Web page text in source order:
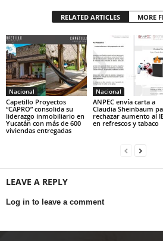
RELATED ARTICLES MORE
Nacional
Capetillo Proyectos
“CAPRO” consolida su
liderazgo inmobiliario en
Yucatán con más de 600
viviendas entregadas
Nacional
ANPEC envía carta a
Claudia Sheinbaum
rechazar aumento al
en refrescos y tabaco
LEAVE A REPLY
Log in to leave a comment